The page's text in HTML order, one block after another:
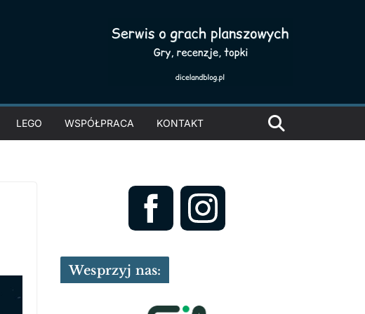
LEGO WSPÓŁPRACA KONTAKT
Wesprzyj nas: